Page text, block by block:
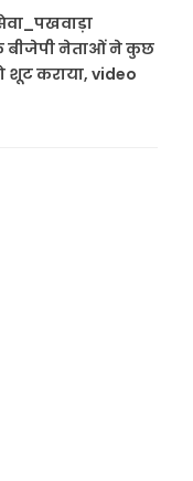
बीजेपी नेताओं ने कुछ
शूट कराया, video